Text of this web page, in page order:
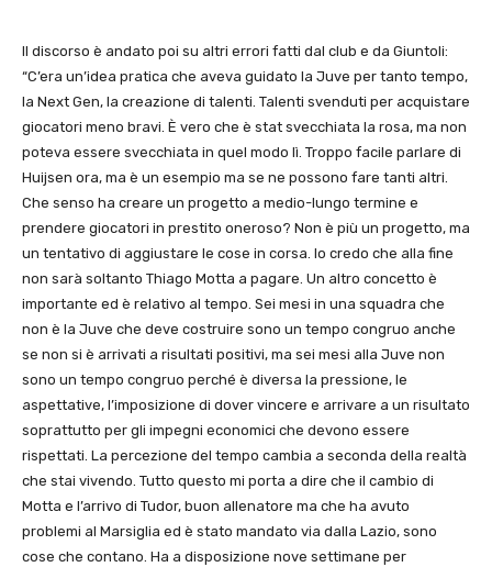
Il discorso è andato poi su altri errori fatti dal club e da Giuntoli:
“C’era un’idea pratica che aveva guidato la Juve per tanto tempo,
la Next Gen, la creazione di talenti. Talenti svenduti per acquistare
giocatori meno bravi. È vero che è stat svecchiata la rosa, ma non
poteva essere svecchiata in quel modo lì. Troppo facile parlare di
Huijsen ora, ma è un esempio ma se ne possono fare tanti altri.
Che senso ha creare un progetto a medio-lungo termine e
prendere giocatori in prestito oneroso? Non è più un progetto, ma
un tentativo di aggiustare le cose in corsa. Io credo che alla fine
non sarà soltanto Thiago Motta a pagare. Un altro concetto è
importante ed è relativo al tempo. Sei mesi in una squadra che
non è la Juve che deve costruire sono un tempo congruo anche
se non si è arrivati a risultati positivi, ma sei mesi alla Juve non
sono un tempo congruo perché è diversa la pressione, le
aspettative, l’imposizione di dover vincere e arrivare a un risultato
soprattutto per gli impegni economici che devono essere
rispettati. La percezione del tempo cambia a seconda della realtà
che stai vivendo. Tutto questo mi porta a dire che il cambio di
Motta e l’arrivo di Tudor, buon allenatore ma che ha avuto
problemi al Marsiglia ed è stato mandato via dalla Lazio, sono
cose che contano. Ha a disposizione nove settimane per